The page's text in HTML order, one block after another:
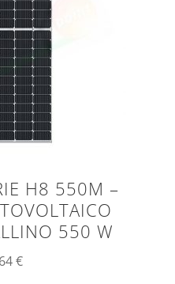
H8 550M –
550 W
€